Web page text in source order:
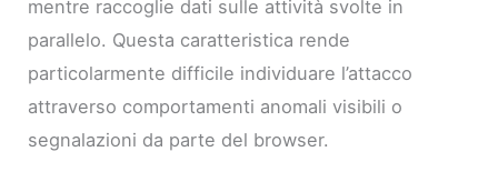
mentre raccoglie dati sulle attività svolte in
parallelo. Questa caratteristica rende
particolarmente difficile individuare l’attacco
attraverso comportamenti anomali visibili o
segnalazioni da parte del browser.